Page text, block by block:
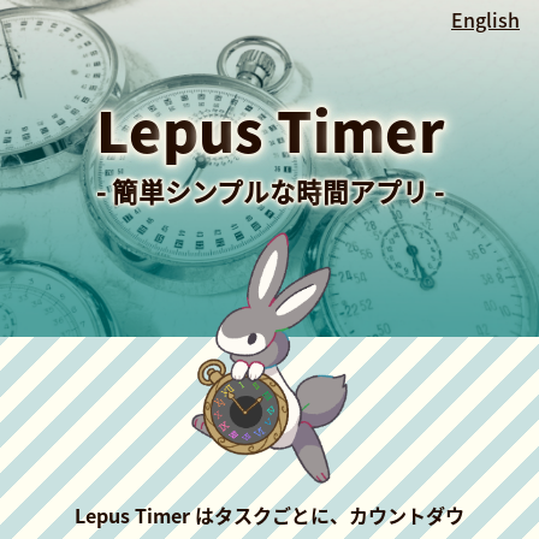
English
LepusTimer
-簡単シンプルな時間アプリ-
Lepus Timer はタスクごとに、カウントダウ